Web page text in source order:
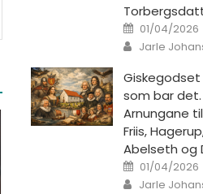
Posted on
01/04/2026
Author
Jarle
som bar det.
Arnungane
Friis,
Abelseth og
Posted on
01/04/2026
Author
Jarle